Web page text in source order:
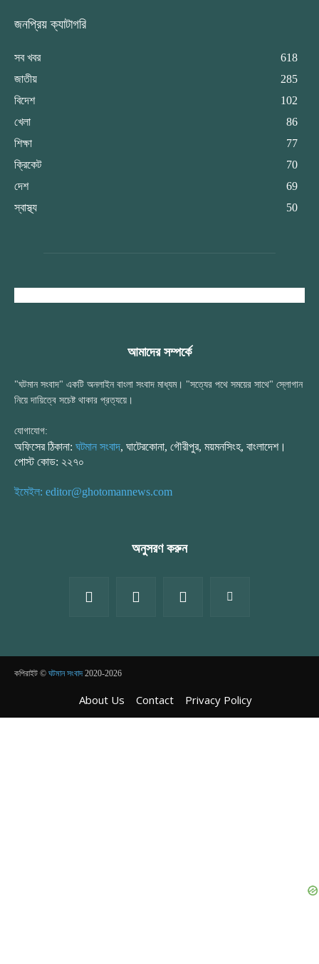
জনপ্রিয় ক্যাটাগরি
সব খবর
618
জাতীয়
285
বিদেশ
102
খেলা
86
শিক্ষা
77
ক্রিকেট
70
দেশ
69
স্বাস্থ্য
50
আমাদের সম্পর্কে
"ঘটমান সংবাদ" একটি অনলাইন বাংলা সংবাদ মাধ্যম। "সত্যের পথে সময়ের সাথে" স্লোগান
নিয়ে দায়িত্বে সচেষ্ট থাকার প্রত্যয়ে।
যোগাযোগ:
অফিসের ঠিকানা: ঘটমান সংবাদ, ঘাটেরকোনা, গৌরীপুর, ময়মনসিংহ, বাংলাদেশ।
পোস্ট কোড: ২২৭০
ইমেইল: editor@ghotomannews.com
অনুসরণ করুন
কপিরাইট © ঘটমান সংবাদ2020-2026
About Us Contact Privacy Policy